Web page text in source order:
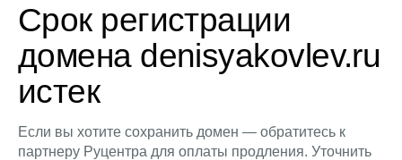
Срок регистрации
домена denisyakovlev.ru
истек
Если вы хотите сохранить домен — обратитесь к
партнеру Руцентра для оплаты продления. Уточнить